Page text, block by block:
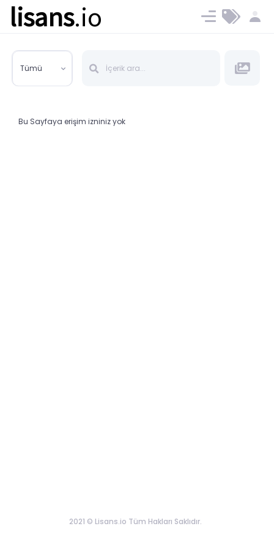
lisans.io Ücret ve Planlar
Tümü
Bu Sayfaya erişim izniniz yok
2021 © Lisans.io Tüm Hakları Saklıdır.